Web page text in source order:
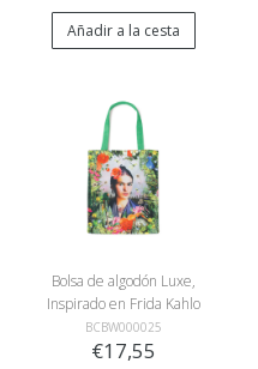
Añadir a la cesta
Bolsa de algodón Luxe,
Inspirado en Frida Kahlo
BCBW000025
€17,55